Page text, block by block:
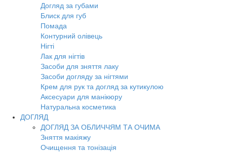
Догляд за губами
Блиск для губ
Помада
Контурний олівець
Нігті
Лак для нігтів
Засоби для зняття лаку
Засоби догляду за нігтями
Крем для рук та догляд за кутикулою
Аксесуари для манікюру
Натуральна косметика
ДОГЛЯД
ДОГЛЯД ЗА ОБЛИЧЧЯМ ТА ОЧИМА
Зняття макіяжу
Очищення та тонізація